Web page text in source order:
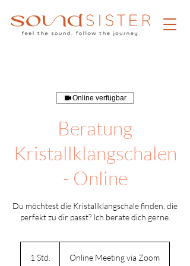
Online verfügbar
Beratung
Kristallklangschalen
- Online
Du möchtest die Kristallklangschale finden, die
perfekt zu dir passt? Ich berate dich gerne.
1 Std. Online Meeting via Zoom